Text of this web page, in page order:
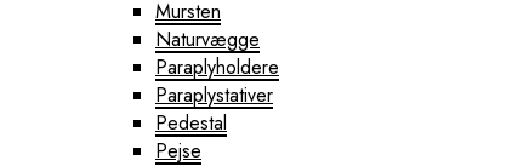
Mursten
Naturvægge
Paraplyholdere
Paraplystativer
Pedestal
Pejse